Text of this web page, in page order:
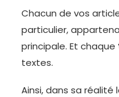
Chacun de vos
particulier,
principale. Et chaque
textes.
Ainsi, dans sa réalité